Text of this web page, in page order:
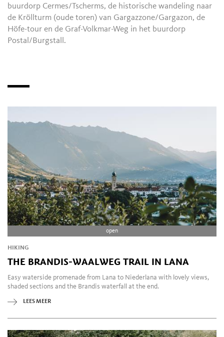
buurdorp Cermes/Tscherms, de historische wandeling naar
de Kröllturm (oude toren) van Gargazzone/Gargazon, de
Höfe-tour en de Graf-Volkmar-Weg in het buurdorp
Postal/Burgstall.
open
HIKING
THE BRANDIS-WAALWEG TRAIL IN LANA
Easy waterside promenade from Lana to Niederlana with lovely views,
shaded sections and the Brandis waterfall at the end.
LEES MEER